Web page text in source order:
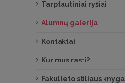
Tarptautiniai ryšiai
Alumnų galerija
Kontaktai
Kur mus rasti?
Fakulteto stiliaus knyga